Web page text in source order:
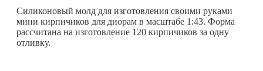
Силиконовый молд для изготовления своими руками
мини кирпичиков для диорам в масштабе 1:43. Форма
рассчитана на изготовление 120 кирпичиков за одну
отливку.